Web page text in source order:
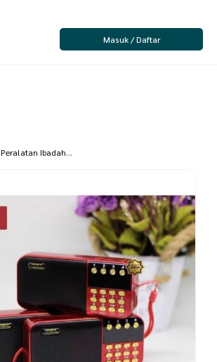
Masuk / Daftar
Peralatan Ibadah /